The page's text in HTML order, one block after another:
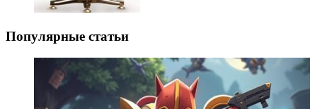
Популярные статьи